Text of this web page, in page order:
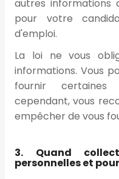
autres informations
pour votre
d'emploi.
La loi ne vous
informations. Vous
fournir certaines
cependant, vous
empêcher de vous
3. Quand
personnelles et